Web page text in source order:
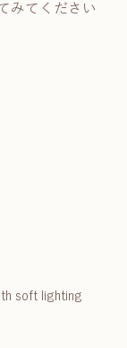
みてください
soft lighting